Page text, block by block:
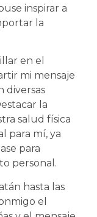
inspirar a
la
en el
mi mensaje
diversas
la
salud física
para mí, ya
para
personal.
hasta las
el